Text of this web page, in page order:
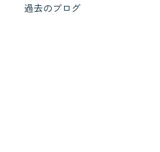
過去のブログ